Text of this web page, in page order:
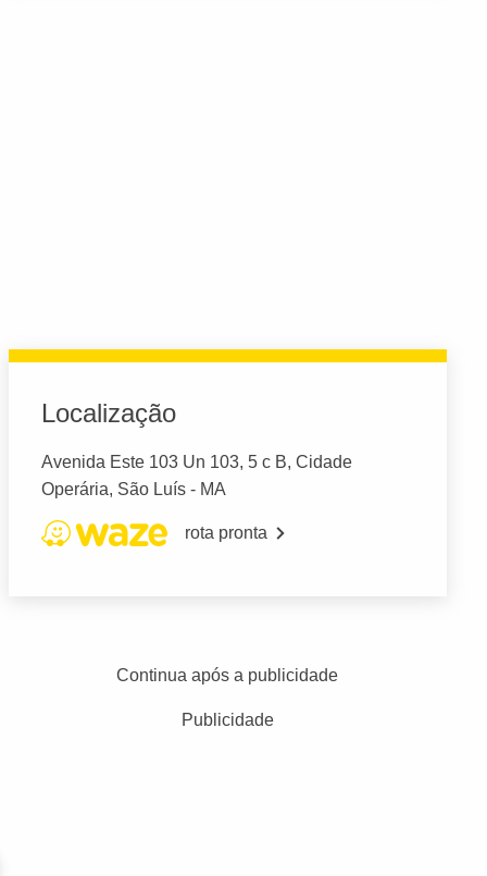
Localização
Avenida Este 103 Un 103, 5 c B, Cidade
Operária, São Luís - MA
rota pronta
Continua após a publicidade
Publicidade